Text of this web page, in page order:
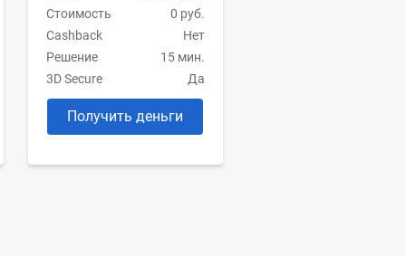
Стоимость
0 руб.
Cashback
Нет
Решение
15 мин.
3D Secure
Да
Получить деньги